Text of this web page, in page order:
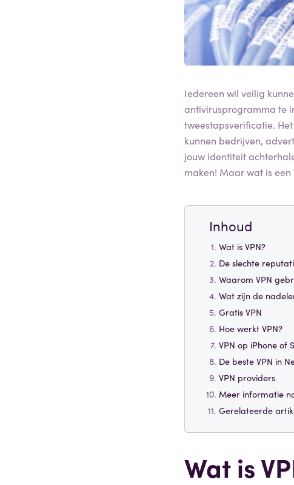
Iedereen wil veilig
antivirusprogramma te
tweestapsverificatie.
kunnen bedrijven,
jouw identiteit
maken! Maar wat is
Inhoud
Wat is VPN?
De slechte
Waarom VPN
Wat zijn de
Gratis VPN
Hoe werkt VPN?
VPN op iPhone of
De beste VPN in
VPN providers
Meer informatie
Gerelateerde
Wat is